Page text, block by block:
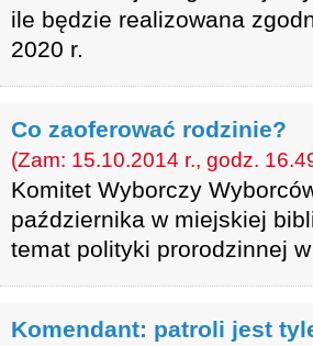
ile będzie realizowana
2020 r.
Co zaoferować rodzinie?
(Zam: 15.10.2014 r., godz.
Komitet Wyborczy
października w miejskiej
temat polityki prorodzinnej
Komendant: patroli jest